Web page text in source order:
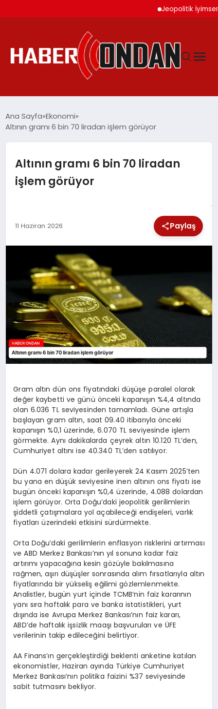
Jeopolitik İyimserlik
DÜNYA
SPOR
Ana Sayfa Ekonomi
Altının gramı 6 bin 70 liradan işlem görüyor
Altının gramı 6 bin 70 liradan
işlem görüyor
11 Haziran 2026 Paylaş
Gram altın dün ons fiyatındaki düşüşe paralel olarak
değer kaybetti ve günü önceki kapanışın %4,4 altında
olan 6.036 TL seviyesinden tamamladı. Güne artışla
başlayan gram altın, saat 09.40 itibarıyla önceki
kapanışın %0,1 üzerinde, 6.070 TL seviyesinde işlem
görmekte. Aynı dakikalarda çeyrek altın 10.120 TL’den,
Cumhuriyet altını ise 40.340 TL’den satılıyor.
Dün 4.071 dolara kadar gerileyerek 24 Kasım 2025’ten
bu yana en düşük seviyesine inen altının ons fiyatı ise
bugün önceki kapanışın %0,4 üzerinde, 4.088 dolardan
işlem görüyor. Orta Doğu’daki jeopolitik gerilimlerin
şiddetli çatışmalara yol açabileceği endişeleri, varlık
fiyatları üzerindeki etkisini sürdürmekte.
Orta Doğu’daki gerilimlerin enflasyon risklerini artırması
ve ABD Merkez Bankası’nın yıl sonuna kadar faiz
artırımı yapacağına kesin gözüyle bakılmasına
rağmen, aşırı düşüşler sonrasında alım fırsatlarıyla altın
fiyatlarında bir yükseliş eğilimi gözlemlenmekte.
Analistler, bugün yurt içinde TCMB’nin faiz kararının
yanı sıra haftalık para ve banka istatistikleri, yurt
dışında ise Avrupa Merkez Bankası’nın faiz kararı,
ABD’de haftalık işsizlik maaşı başvuruları ve ÜFE
verilerinin takip edileceğini belirtiyor.
AA Finans’ın gerçekleştirdiği beklenti anketine katılan
ekonomistler, Haziran ayında Türkiye Cumhuriyet
Merkez Bankası’nın politika faizini %37 seviyesinde
sabit tutmasını bekliyor.